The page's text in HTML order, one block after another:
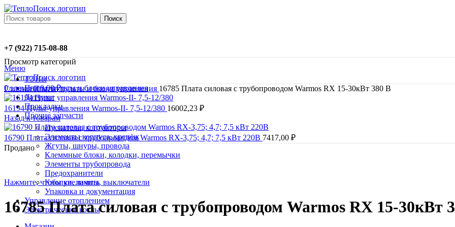
Поиск
+7 (922) 715-08-88
Меню
0элемент 0,00₽
Просмотр категорий
ТЭНы
Платы, пульты и блоки управления
Датчики
Прокладки
Прочие запчасти
Пускатели, контакторы
Элементы корпуса, крепёж
Жгуты, шнуры, провода
Клеммные блоки, колодки, перемычки
Элементы трубопровода
Предохранители
Кнопки, лампы, выключатели
Упаковка и документация
Управление отоплением
Электрические котлы
ГлавнаяПлаты, пульты и блоки управления 16785 Плата силовая с трубопроводом Warmos RX 15-30кВт 380 В
16194 Пульт управления Warmos-II- 7,5-12/380 16002,23 ₽
Назад к товарам
16790 Плата силовая с трубопроводом Warmos RX-3,75; 4,7; 7,5 кВт 220В 7417,00 ₽
Продано
Нажмите, чтобы увеличить
16785 Плата силовая с трубопроводом Warmos RX 15-30кВт